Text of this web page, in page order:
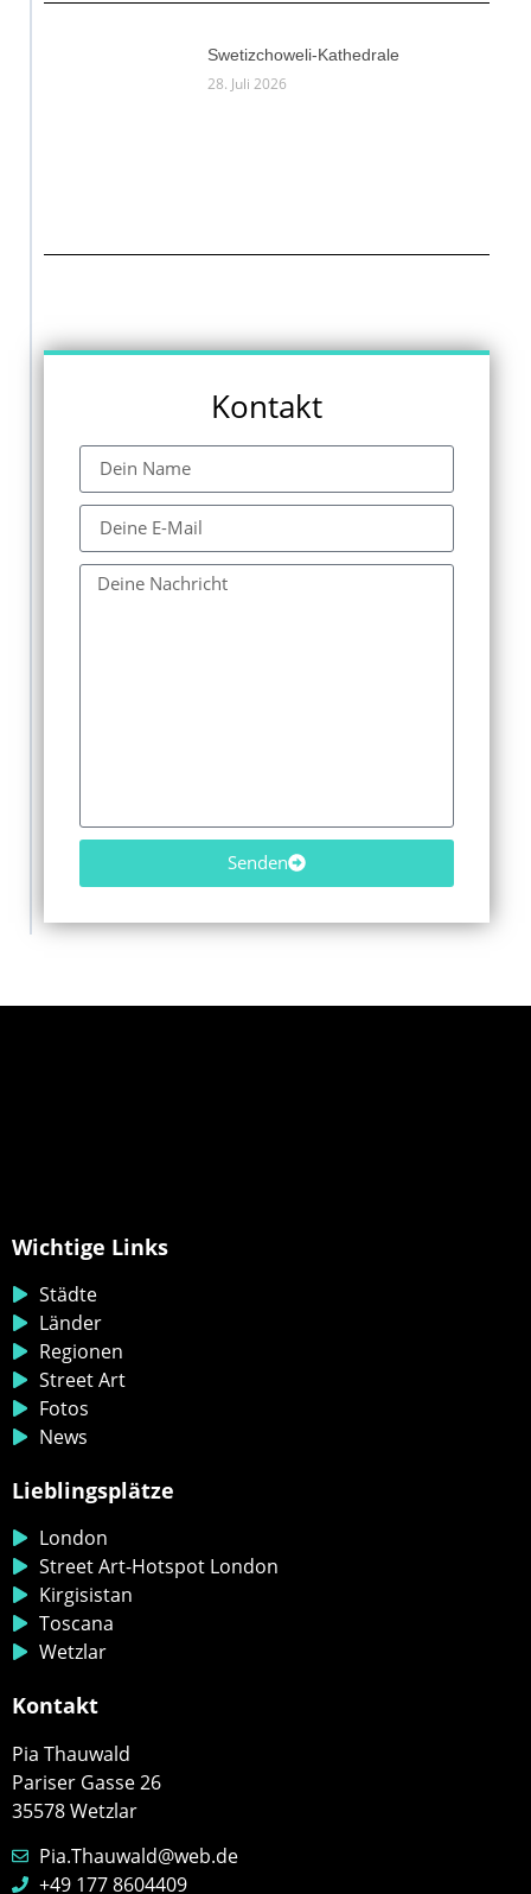
Swetizchoweli-Kathedrale
28. Juli 2026
Kontakt
Senden
Wichtige Links
Städte
Länder
Regionen
Street Art
Fotos
News
Lieblingsplätze
London
Street Art-Hotspot London
Kirgisistan
Toscana
Wetzlar
Kontakt
Pia Thauwald
Pariser Gasse 26
35578 Wetzlar
Pia.Thauwald@web.de
+49 177 8604409